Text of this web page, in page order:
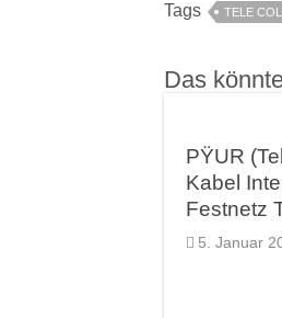
Tags TELE
Das
PŸUR
Kabel
Festnetz
5. Januar